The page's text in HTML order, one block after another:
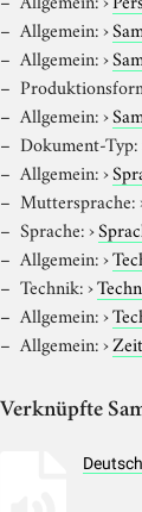
Allgemein:›
Allgemein:›
Allgemein:›
Dokument-Typ:
Allgemein:›
Muttersprache:
Sprache:›
Allgemein:›
Technik:›
Allgemein:›
Allgemein:›
Verknüpfte